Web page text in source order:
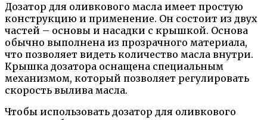
Дозатор для оливкового масла имеет простую
конструкцию и применение. Он состоит из двух
частей – основы и насадки с крышкой. Основа
обычно выполнена из прозрачного материала,
что позволяет видеть количество масла внутри.
Крышка дозатора оснащена специальным
механизмом, который позволяет регулировать
скорость вылива масла.
Чтобы использовать дозатор для оливкового